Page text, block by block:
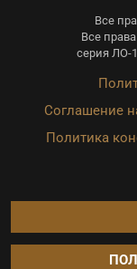
Все
Все
серия ЛО-
Соглашение
Политика